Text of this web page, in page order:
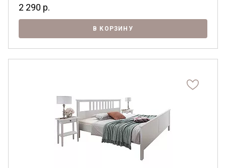
2 290 р.
В КОРЗИНУ